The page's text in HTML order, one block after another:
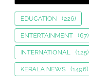
EDUCATION (226)
ENTERTAINMENT (67)
INTERNATIONAL (125)
KERALA NEWS (1496)